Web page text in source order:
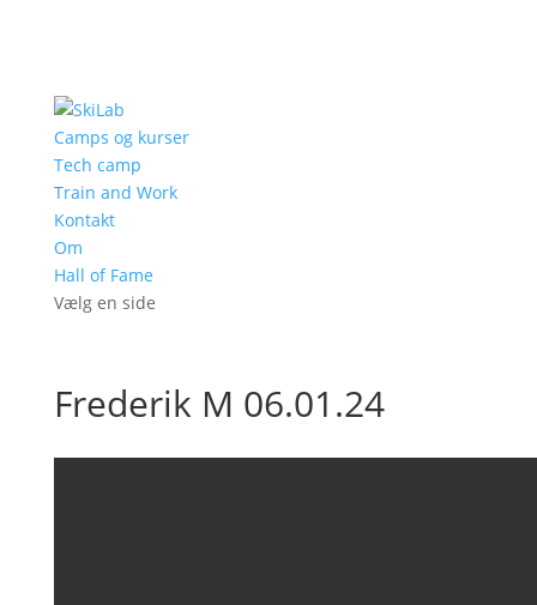
Camps og kurser
Tech camp
Train and Work
Kontakt
Om
Hall of Fame
Vælg en side
Frederik M 06.01.24